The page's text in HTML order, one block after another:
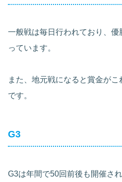
一般戦は毎日行われており、優
っています。
また、地元戦になると賞金が
です。
G3
G3は年間で50回前後も開催さ